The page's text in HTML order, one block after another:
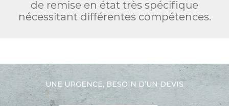
de remise en état très spécifique
nécessitant différentes compétences.
UNE URGENCE, BESOIN D’UN DEVIS